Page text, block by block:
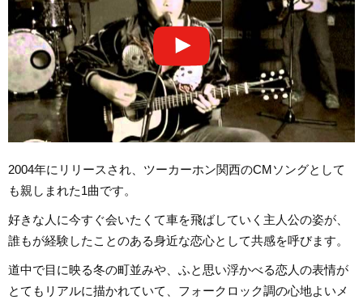
2004年にリリースされ、ツーカーホン関西のCMソングとして
も親しまれた1曲です。
好きな人に今すぐ会いたくて車を飛ばしていく主人公の姿が、
誰もが経験したことのある身近な恋心として共感を呼びます。
道中で目に映る冬の町並みや、ふと思い浮かべる恋人の表情が
とてもリアルに描かれていて、フォークロック調の心地よいメ